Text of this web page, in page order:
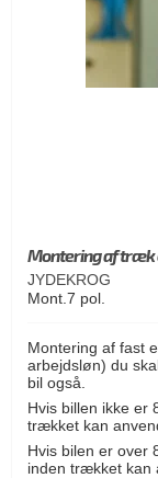
Montering af træk
JYDEKROG
Mont.7 pol.
Montering af fast
arbejdsløn) du
bil også.
Hvis billen ikke er
trækket kan
Hvis bilen er over
inden trækket kan